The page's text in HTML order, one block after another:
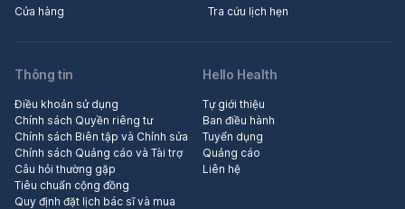
Cửa hàng
Tra cứu lịch hẹn
Thông tin
Điều khoản sử dụng
Chính sách Quyền riêng tư
Chính sách Biên tập và Chỉnh sửa
Chính sách Quảng cáo và Tài trợ
Câu hỏi thường gặp
Tiêu chuẩn cộng đồng
Quy định đặt lịch bác sĩ và mua
Hello Health
Tự giới thiệu
Ban điều hành
Tuyển dụng
Quảng cáo
Liên hệ